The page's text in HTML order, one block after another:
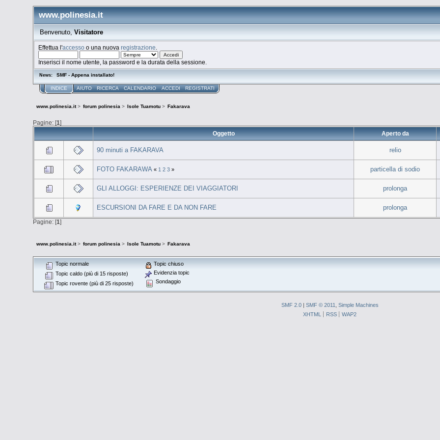
www.polinesia.it
Benvenuto, Visitatore
Effettua l'accesso o una nuovaregistrazione
Inserisci il nome utente, la password e la durata della sessione.
News: SMF - Appena installato!
INDICE AIUTO RICERCA CALENDARIO ACCEDI REGISTRATI
www.polinesia.it> forum polinesia> Isole Tuamotu> Fakarava
Pagine: [1]
Oggetto
Aperto da
90 minuti a FAKARAVA relio
FOTO FAKARAWA « 1 2 3» particella di sodio
GLI ALLOGGI: ESPERIENZE DEI VIAGGIATORI prolonga
ESCURSIONI DA FARE E DA NON FARE prolonga
Pagine: [1]
www.polinesia.it> forum polinesia > Isole Tuamotu> Fakarava
Topic normale
Topic caldo (più di 15 risposte)
Topic rovente (più di 25 risposte)
Topic chiuso
Evidenzia topic
Sondaggio
SMF 2.0 | SMF © 2011
Simple Machines
XHTML
RSS WAP2